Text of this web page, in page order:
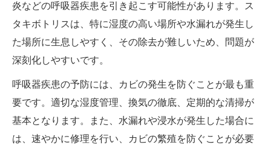
炎などの呼吸器疾患を引き起こす可能性があります。ス
タキボトリスは、特に湿度の高い場所や水漏れが発生し
た場所に生息しやすく、その除去が難しいため、問題が
深刻化しやすいです。
呼吸器疾患の予防には、カビの発生を防ぐことが最も重
要です。適切な湿度管理、換気の徹底、定期的な清掃が
基本となります。また、水漏れや浸水が発生した場合に
は、速やかに修理を行い、カビの繁殖を防ぐことが必要